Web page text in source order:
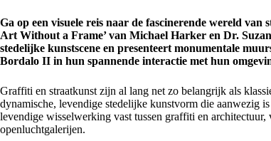
Ga op een visuele reis naar de fascinerende wereld
Art Without a Frame’ van Michael Harker en Dr.
stedelijke kunstscene en presenteert monumentale
Bordalo II in hun spannende interactie met hun
Graffiti en straatkunst zijn al lang net zo belangrijk als
dynamische, levendige stedelijke kunstvorm die aanwezig
levendige wisselwerking vast tussen graffiti en
openluchtgalerijen.